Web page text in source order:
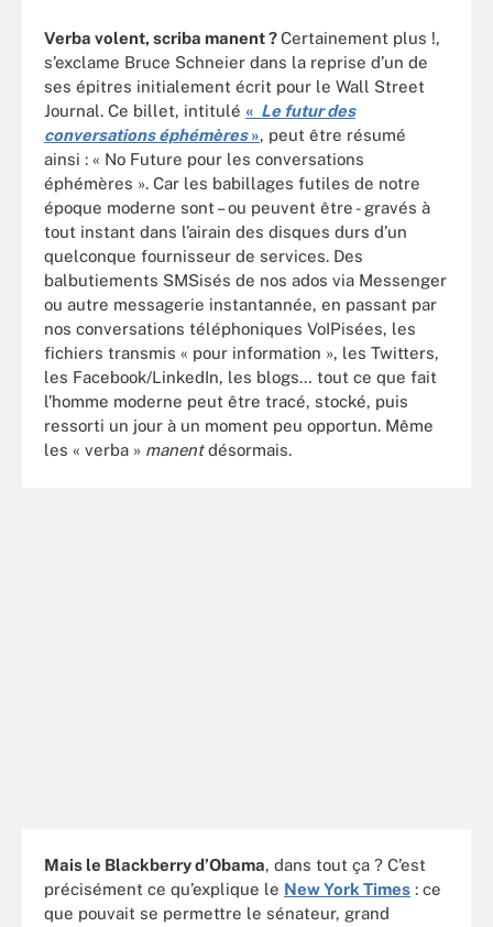
Verba volent, scriba manent ?Certainement plus !,
s’exclame Bruce Schneier dans la reprise d’un de
ses épitres initialement écrit pour le Wall Street
Journal. Ce billet, intitulé « Le futur des
conversations éphémères», peut être résumé
ainsi : « No Future pour les conversations
éphémères ». Car les babillages futiles de notre
époque moderne sont – ou peuvent être - gravés à
tout instant dans l’airain des disques durs d’un
quelconque fournisseur de services. Des
balbutiements SMSisés de nos ados via Messenger
ou autre messagerie instantannée, en passant par
nos conversations téléphoniques VoIPisées, les
fichiers transmis « pour information », les Twitters,
les Facebook/LinkedIn, les blogs… tout ce que fait
l’homme moderne peut être tracé, stocké, puis
ressorti un jour à un moment peu opportun. Même
les « verba » manentdésormais.
Mais le Blackberry d’Obama, dans tout ça ? C’est
précisément ce qu’explique le New York Times : ce
que pouvait se permettre le sénateur, grand